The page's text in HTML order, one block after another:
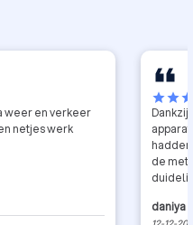
weer en verkeer
netjes werk
starstar
de
doet
daniya